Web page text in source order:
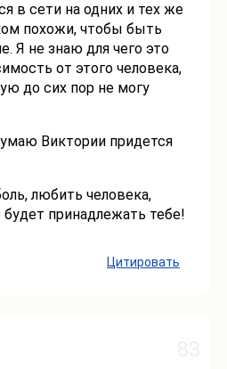
в сети на одних и тех же
похожи, чтобы быть
Я не знаю для чего это
от этого человека,
до сих пор не могу
Виктории придется
любить человека,
принадлежать тебе!
Цитировать